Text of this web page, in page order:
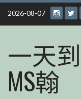
Skip
content
2026-08-07
一天
MS翰